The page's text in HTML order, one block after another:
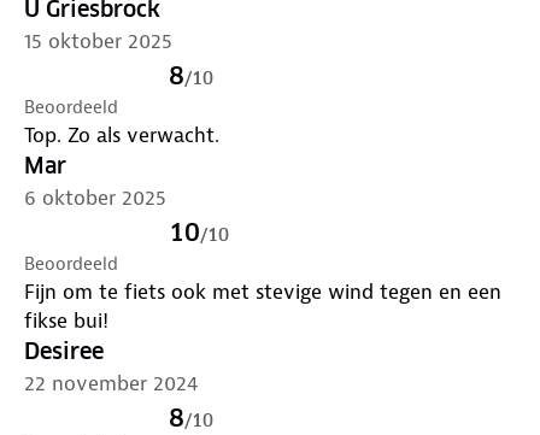
Winkels en wij zorgen voor een nieuwe bestemming.
Klikhiervoor meer informatie.
het regent. Als je wat dunnere kleding aanhebt
U Griesbrock
15 oktober 2025
8/10
Beoordeeld
Top. Zo als verwacht.
Mar
6 oktober 2025
10/10
Beoordeeld
Fijn om te fiets ook met stevige wind tegen en een
fikse bui!
Desiree
22 november 2024
8/10